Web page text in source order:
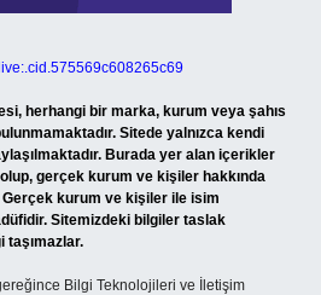
herhangi bir marka, kurum veya şahıs
Sitede yalnızca kendi
Burada yer alan içerikler
gerçek kurum ve kişiler hakkında
Gerçek kurum ve kişiler ile isim
Sitemizdeki bilgiler taslak
taşımazlar.
Bilgi Teknolojileri ve İletişim